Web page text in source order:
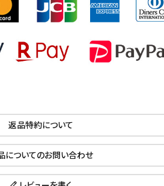
返品特約について
についてのお問い合わせ